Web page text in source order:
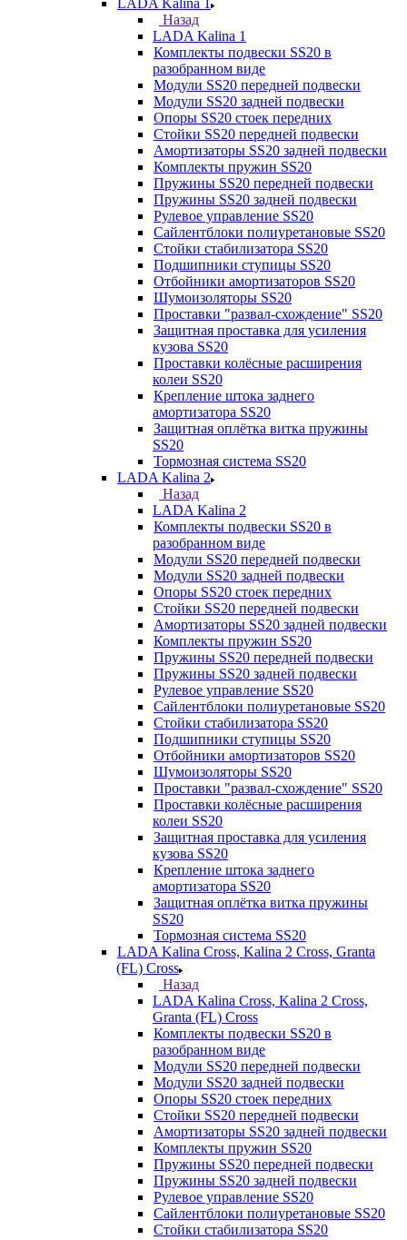
LADA Kalina 1
Назад
LADA Kalina 1
Комплекты подвески SS20 в
разобранном виде
Модули SS20 передней подвески
Модули SS20 задней подвески
Опоры SS20 стоек передних
Стойки SS20 передней подвески
Амортизаторы SS20 задней подвески
Комплекты пружин SS20
Пружины SS20 передней подвески
Пружины SS20 задней подвески
Рулевое управление SS20
Сайлентблоки полиуретановые SS20
Стойки стабилизатора SS20
Подшипники ступицы SS20
Отбойники амортизаторов SS20
Шумоизоляторы SS20
Проставки "развал-схождение" SS20
Защитная проставка для усиления
кузова SS20
Проставки колёсные расширения
колеи SS20
Крепление штока заднего
амортизатора SS20
Защитная оплётка витка пружины
SS20
Тормозная система SS20
LADA Kalina 2
Назад
LADA Kalina 2
Комплекты подвески SS20 в
разобранном виде
Модули SS20 передней подвески
Модули SS20 задней подвески
Опоры SS20 стоек передних
Стойки SS20 передней подвески
Амортизаторы SS20 задней подвески
Комплекты пружин SS20
Пружины SS20 передней подвески
Пружины SS20 задней подвески
Рулевое управление SS20
Сайлентблоки полиуретановые SS20
Стойки стабилизатора SS20
Подшипники ступицы SS20
Отбойники амортизаторов SS20
Шумоизоляторы SS20
Проставки "развал-схождение" SS20
Проставки колёсные расширения
колеи SS20
Защитная проставка для усиления
кузова SS20
Крепление штока заднего
амортизатора SS20
Защитная оплётка витка пружины
SS20
Тормозная система SS20
LADA Kalina Cross, Kalina 2 Cross, Granta
(FL) Cross
Назад
LADA Kalina Cross, Kalina 2 Cross,
Granta (FL) Cross
Комплекты подвески SS20 в
разобранном виде
Модули SS20 передней подвески
Модули SS20 задней подвески
Опоры SS20 стоек передних
Стойки SS20 передней подвески
Амортизаторы SS20 задней подвески
Комплекты пружин SS20
Пружины SS20 передней подвески
Пружины SS20 задней подвески
Рулевое управление SS20
Сайлентблоки полиуретановые SS20
Стойки стабилизатора SS20